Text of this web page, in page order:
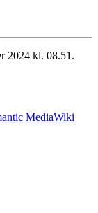
2024 kl. 08.51.
MediaWiki